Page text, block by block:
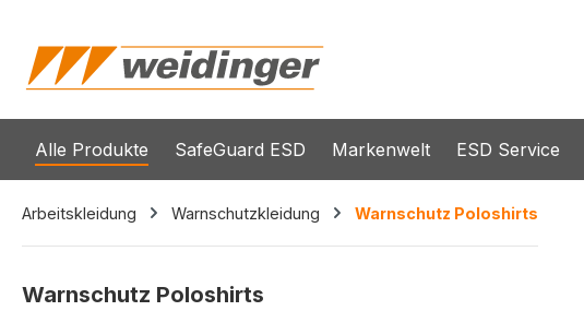
Alle Produkte SafeGuard ESD Markenwelt ESD Service
Arbeitskleidung Warnschutzkleidung Warnschutz Poloshirts
Warnschutz Poloshirts